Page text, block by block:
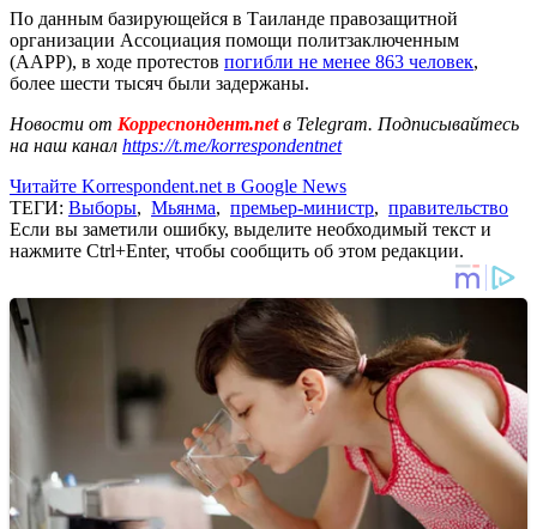
По данным базирующейся в Таиланде правозащитной
организации Ассоциация помощи политзаключенным
(AAPP), в ходе протестов погибли не менее 863 человек,
более шести тысяч были задержаны.
Новости от Корреспондент.netв Telegram. Подписывайтесь
на наш канал https://t.me/korrespondentnet
Читайте Korrespondent.net в Google News
ТЕГИ: Выборы, Мьянма, премьер-министр, правительство
Если вы заметили ошибку, выделите необходимый текст и
нажмите Ctrl+Enter, чтобы сообщить об этом редакции.